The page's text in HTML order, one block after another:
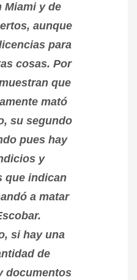
Miami y de
aunque
para
cosas. Por
que
mató
su segundo
pues hay
y
que indican
a matar
si hay una
de
documentos